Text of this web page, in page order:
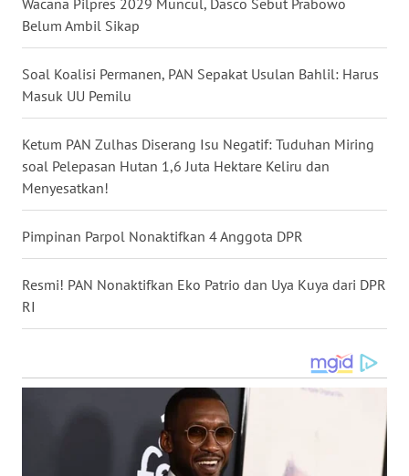
Wacana Pilpres 2029 Muncul, Dasco Sebut Prabowo
Belum Ambil Sikap
Soal Koalisi Permanen, PAN Sepakat Usulan Bahlil: Harus
Masuk UU Pemilu
Ketum PAN Zulhas Diserang Isu Negatif: Tuduhan Miring
soal Pelepasan Hutan 1,6 Juta Hektare Keliru dan
Menyesatkan!
Pimpinan Parpol Nonaktifkan 4 Anggota DPR
Resmi! PAN Nonaktifkan Eko Patrio dan Uya Kuya dari DPR
RI
KALTIM
WN
SULSEL
WN
GORONTALO
MALUKU